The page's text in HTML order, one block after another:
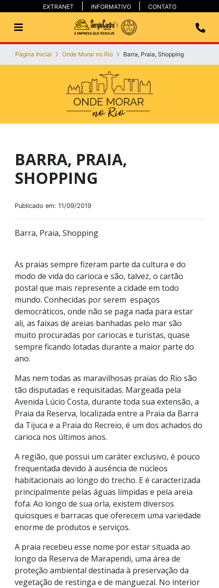
EXTRANET INFORMATIVO CONTATO
Página Inicial Onde Morar no Rio Barra, Praia, Shopping
BARRA, PRAIA,
SHOPPING
Publicado em: 11/09/2019
Barra, Praia, Shopping
As praias sempre fizeram parte da cultura e do
modo de vida do carioca e são, talvez, o cartão
postal que mais represente a cidade em todo
mundo. Conhecidas por serem espaços
democráticos, onde não se paga nada para estar
ali, as faixas de areias banhadas pelo mar são
muito procuradas por cariocas e turistas, quase
sempre ficando lotadas durante a maior parte do
ano.
Mas nem todas as maravilhosas praias do Rio são
tão disputadas e requisitadas. Margeada pela
Avenida Lúcio Costa, durante toda sua extensão, a
Praia da Reserva, localizada entre a Praia da Barra
da Tijuca e a Praia do Recreio, é um dos achados do
carioca nos últimos anos.
A região, que possui um caráter exclusivo, é pouco
frequentada devido à ausência de núcleos
habitacionais ao longo do trecho. E é caracterizada
principalmente pelas águas límpidas e pela areia
fofa. Ao longo de sua orla, existem diversos
quiosques e barracas que oferecem uma variedade
enorme de produtos e serviços.
A praia recebeu esse nome por estar situada ao
longo da Reserva de Marapendi, uma área de
proteção ambiental destinada à preservação da
vegetação de restinga e de manguezal. No interior